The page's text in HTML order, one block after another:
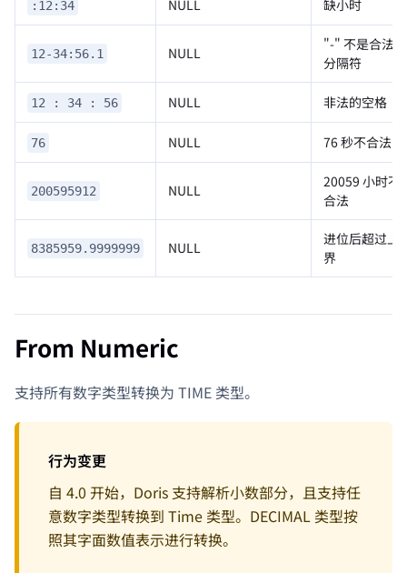
:12:34 NULL 缺小时
12-34:56.1 NULL
"-" 不是合法
分隔符
12 : 34 : 56 NULL 非法的空格
76 NULL 76 秒不合法
200595912 NULL
20059 小时不
合法
8385959.9999999 NULL
进位后超过上
界
From Numeric
支持所有数字类型转换为 TIME 类型。
行为变更
自 4.0 开始，Doris 支持解析小数部分，且支持任
意数字类型转换到 Time 类型。DECIMAL 类型按
照其字面数值表示进行转换。